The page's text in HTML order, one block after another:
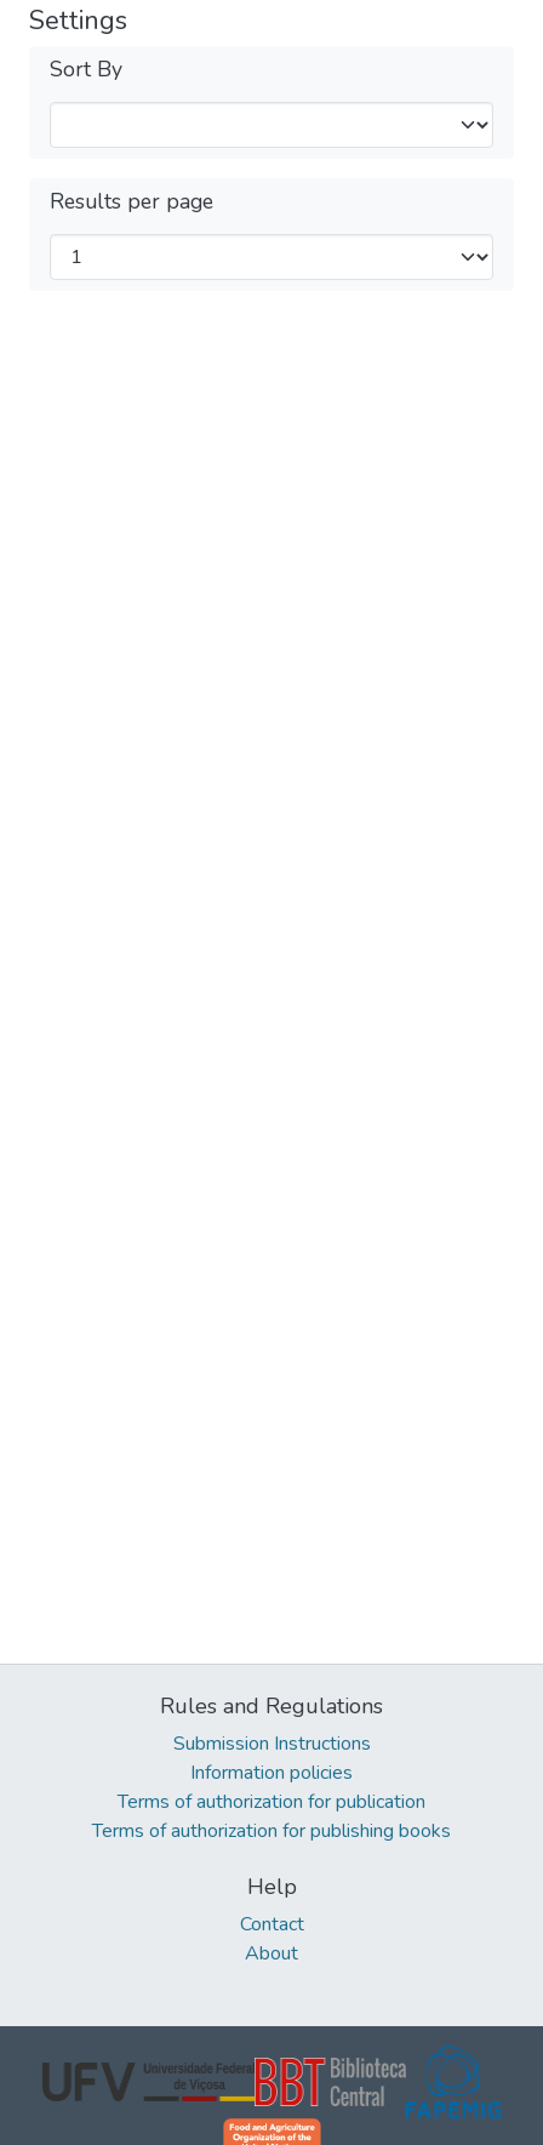
Settings
Sort By
Results per page
Rules and Regulations
Submission Instructions
Information policies
Terms of authorization for publication
Terms of authorization for publishing books
Help
Contact
About